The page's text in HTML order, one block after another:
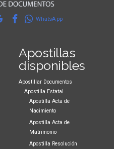
WhatsApp
Apostillas
disponibles
Apostillar Documentos
Apostilla Estatal
Apostilla Acta de
Nacimiento
Apostilla Acta de
Matrimonio
Apostilla Resolución